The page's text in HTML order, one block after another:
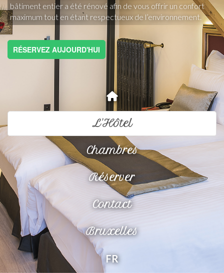
bâtiment entier a été rénové afin de vous offrir un confort
maximum tout en étant respectueux de l’environnement.
RÉSERVEZ AUJOURD'HUI
L'Hôtel
Chambres
Réserver
Contact
Bruxelles
FR